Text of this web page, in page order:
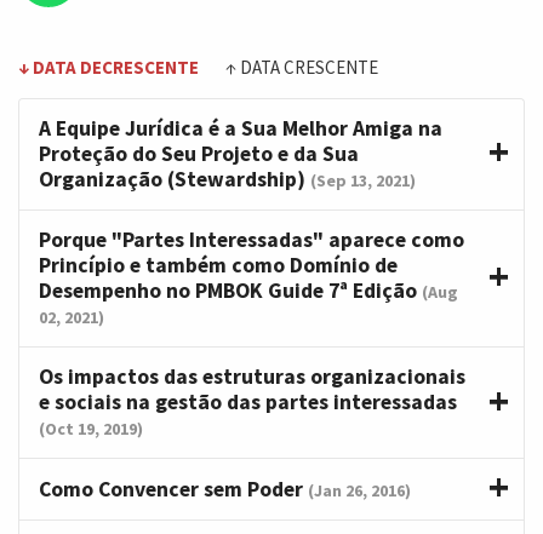
↓ DATA DECRESCENTE ↑ DATA CRESCENTE
A Equipe Jurídica é a Sua Melhor Amiga na
Proteção do Seu Projeto e da Sua
Organização (Stewardship) (Sep 13, 2021)
Porque "Partes Interessadas" aparece como
Princípio e também como Domínio de
Desempenho no PMBOK Guide 7ª Edição (Aug
02, 2021)
Os impactos das estruturas organizacionais
e sociais na gestão das partes interessadas
(Oct 19, 2019)
Como Convencer sem Poder (Jan 26, 2016)